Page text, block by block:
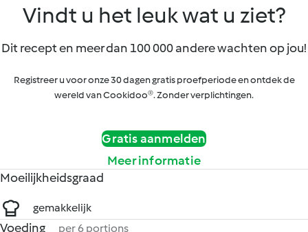
Vindt u het leuk wat u ziet?
Dit recept en meer dan 100 000 andere wachten op jou!
Registreer u voor onze 30 dagen gratis proefperiode en ontdek de
wereld van Cookidoo®. Zonder verplichtingen.
Gratis aanmelden
Meer informatie
Moeilijkheidsgraad
gemakkelijk
Voeding per 6 portions